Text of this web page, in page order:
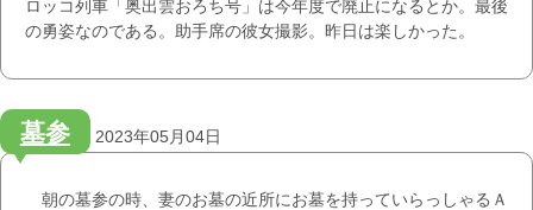
ロッコ列車「奥出雲おろち号」は今年度で廃止になるとか。最後
の勇姿なのである。助手席の彼女撮影。昨日は楽しかった。
墓参 2023年05月04日
朝の墓参の時、妻のお墓の近所にお墓を持っていらっしゃるＡ